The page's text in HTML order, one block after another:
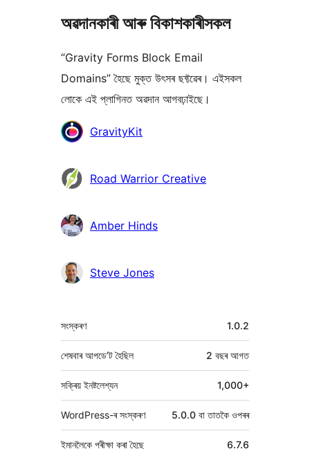
অৱদানকাৰী আৰু বিকাশকাৰীসকল
“Gravity Forms Block Email
Domains” হৈছে মুক্ত উৎসৰ ছফ্টৱেৰ। এইসকল
লোকে এই প্লাগিনত অৱদান আগবঢ়াইছে।
অৱদানকাৰীসকলGravityKit
Road Warrior Creative
Amber Hinds
Steve Jones
মেটা 1.0.2
সংস্কৰণ
2 বছৰআগত
শেষবাৰ আপডে’ট হৈছিল
সক্ৰিয় ইনষ্টলেশ্যন 1,000+
WordPress-ৰ সংস্কৰণ 5.0.0 বা তাতকৈ ওপৰৰ
ইমানলৈকে পৰীক্ষা কৰা হৈছে 6.7.6